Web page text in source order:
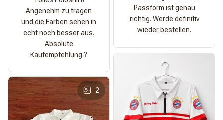
Angenehm zu tragen
und die Farben sehen in
echt noch besser aus.
Absolute
Kaufempfehlung ?
Passform ist genau
richtig. Werde definitiv
wieder bestellen.
2